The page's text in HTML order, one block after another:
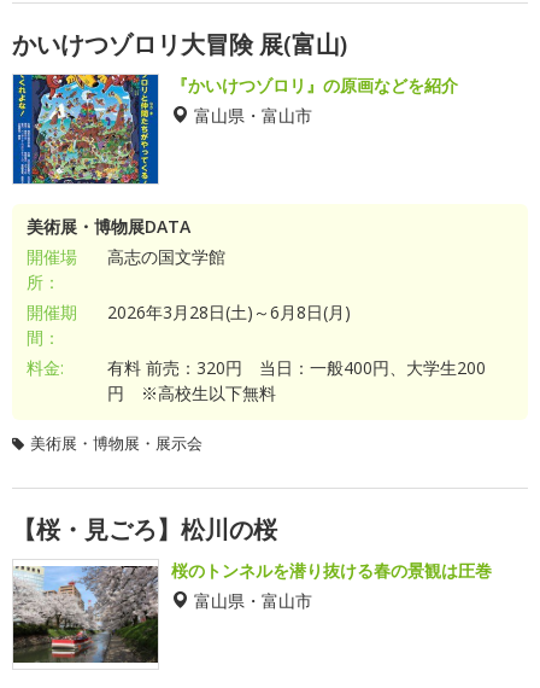
かいけつゾロリ大冒険 展(富山)
『かいけつゾロリ』の原画などを紹介
富山県・富山市
美術展・博物展DATA
開催場
所：
高志の国文学館
開催期
間：
2026年3月28日(土)～6月8日(月)
料金:
有料 前売：320円 当日：一般400円、大学生200
円 ※高校生以下無料
美術展・博物展・展示会
【桜・見ごろ】松川の桜
桜のトンネルを潜り抜ける春の景観は圧巻
富山県・富山市